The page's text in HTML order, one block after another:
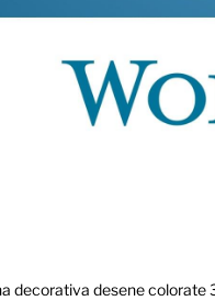
decorativa desene